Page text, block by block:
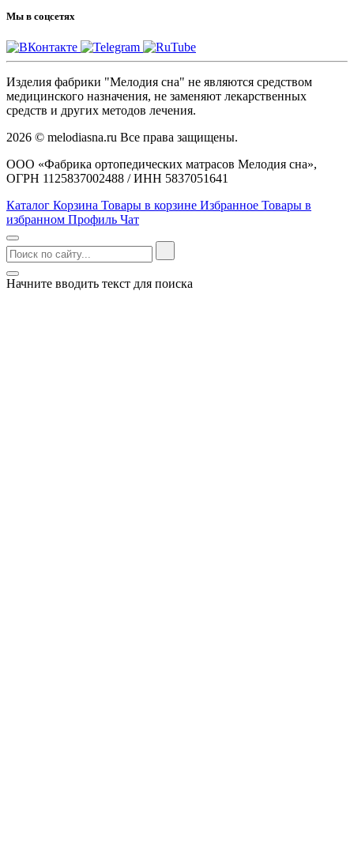
Мы в соцсетях
Изделия фабрики "Мелодия сна" не являются средством
медицинского назначения, не заменяют лекарственных
средств и других методов лечения.
2026 © melodiasna.ru Все права защищены.
ООО «Фабрика ортопедических матрасов Мелодия сна»,
ОГРН 1125837002488 / ИНН 5837051641
Каталог Корзина Товары в корзине Избранное Товары в
избранном Профиль Чат
Начните вводить текст для поиска